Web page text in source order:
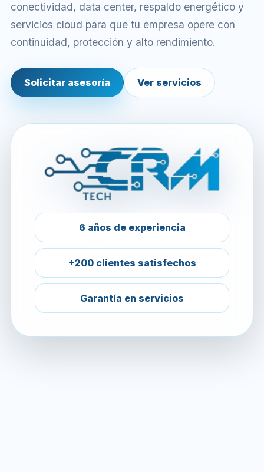
conectividad, data center, respaldo energético y
servicios cloud para que tu empresa opere con
continuidad, protección y alto rendimiento.
Solicitar asesoría Ver servicios
6 años de experiencia
+200 clientes satisfechos
Garantía en servicios